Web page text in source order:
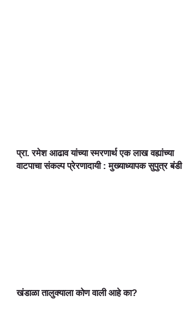
प्रा. रमेश आढाव यांच्या स्मरणार्थ एक लाख वह्यांच्या
वाटपाचा संकल्प प्रेरणादायी : मुख्याध्यापक सुपुत्र बंडी
खंडाळा तालुक्याला कोण वाली आहे का?